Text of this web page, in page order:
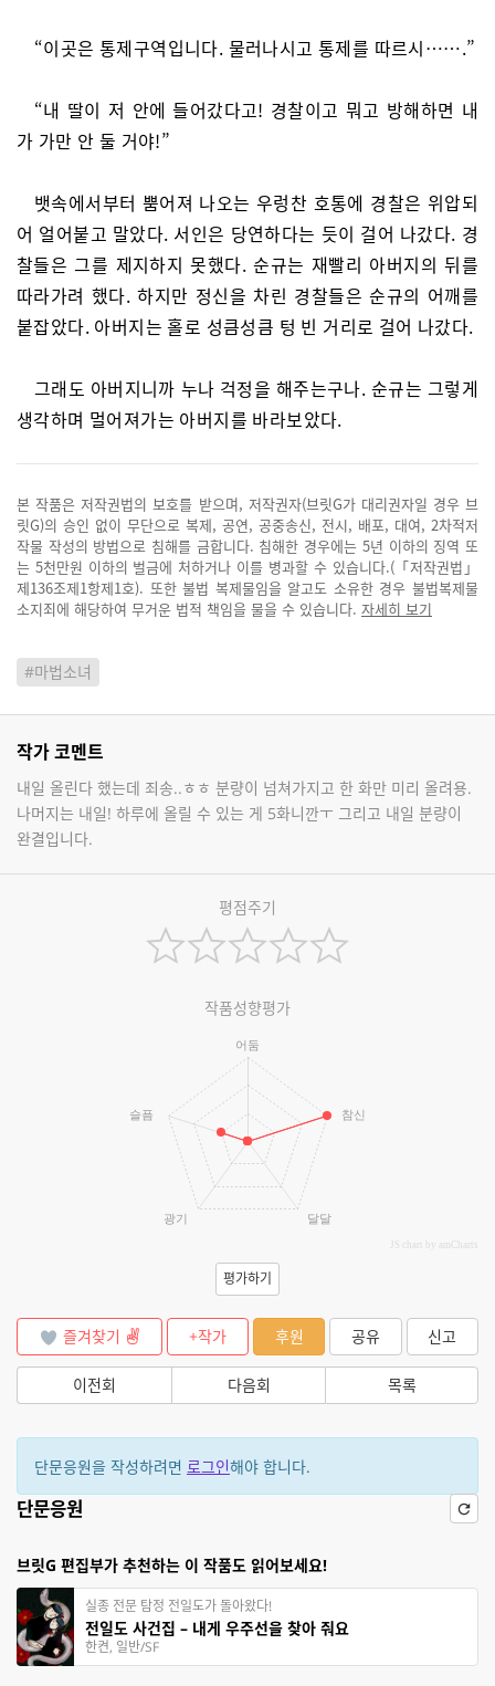
“이곳은 통제구역입니다. 물러나시고 통제를 따르시…….”
“내 딸이 저 안에 들어갔다고! 경찰이고 뭐고 방해하면 내
가 가만 안 둘 거야!”
뱃속에서부터 뿜어져 나오는 우렁찬 호통에 경찰은 위압되
어 얼어붙고 말았다. 서인은 당연하다는 듯이 걸어 나갔다. 경
찰들은 그를 제지하지 못했다. 순규는 재빨리 아버지의 뒤를
따라가려 했다. 하지만 정신을 차린 경찰들은 순규의 어깨를
붙잡았다. 아버지는 홀로 성큼성큼 텅 빈 거리로 걸어 나갔다.
그래도 아버지니까 누나 걱정을 해주는구나. 순규는 그렇게
생각하며 멀어져가는 아버지를 바라보았다.
본 작품은 저작권법의 보호를 받으며, 저작권자(브릿G가 대리권자일 경우 브
릿G)의 승인 없이 무단으로 복제, 공연, 공중송신, 전시, 배포, 대여, 2차적저
작물 작성의 방법으로 침해를 금합니다. 침해한 경우에는 5년 이하의 징역 또
는 5천만원 이하의 벌금에 처하거나 이를 병과할 수 있습니다.(「저작권법」
제136조제1항제1호). 또한 불법 복제물임을 알고도 소유한 경우 불법복제물
소지죄에 해당하여 무거운 법적 책임을 물을 수 있습니다. 자세히 보기
#마법소녀
작가 코멘트
내일 올린다 했는데 죄송..ㅎㅎ 분량이 넘쳐가지고 한 화만 미리 올려용.
나머지는 내일! 하루에 올릴 수 있는 게 5화니깐ㅜ 그리고 내일 분량이
완결입니다.
평점주기
작품성향평가
어둠
참신
달달
광기
슬픔
JS chart by amCharts
평가하기
즐겨찾기 +작가 후원 공유 신고
이전회 다음회 목록
단문응원을 작성하려면 로그인해야 합니다.
단문응원
브릿G 편집부가 추천하는 이 작품도 읽어보세요!
실종 전문 탐정 전일도가 돌아왔다!
전일도 사건집 – 내게 우주선을 찾아 줘요
한켠, 일반/SF